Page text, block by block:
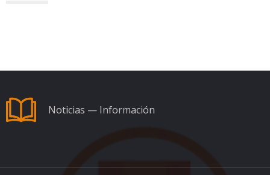
Noticias — Información